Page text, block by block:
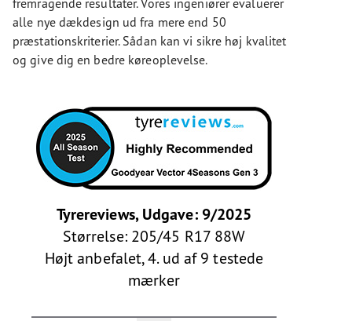
fremragende resultater. Vores ingeniører evaluerer
alle nye dækdesign ud fra mere end 50
præstationskriterier. Sådan kan vi sikre høj kvalitet
og give dig en bedre køreoplevelse.
Tyrereviews, Udgave: 9/2025
Størrelse: 205/45 R17 88W
Højt anbefalet, 4. ud af 9 testede
mærker